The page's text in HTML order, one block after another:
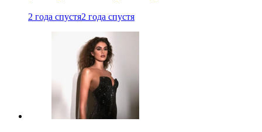
2 года спустя2 года спустя